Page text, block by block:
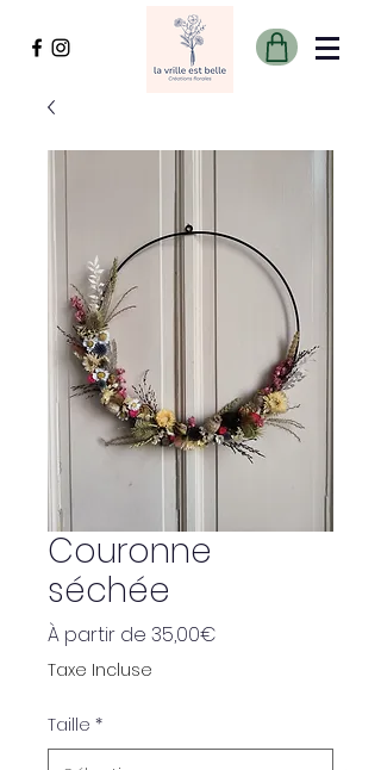
Couronne
séchée
À partir de 35,00€
Taxe Incluse
Taille *